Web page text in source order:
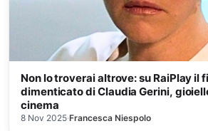
Non lo troverai altrove: su RaiPlay il
dimenticato di Claudia Gerini,
cinema
8 Nov 2025·Francesca Niespolo